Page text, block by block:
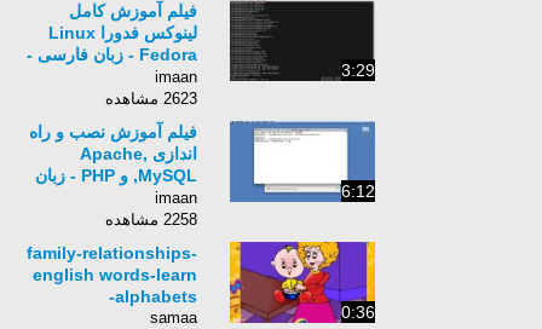
3:29
فیلم آموزش کامل
لینوکس فدورا Linux
Fedora - زبان فارسی -
بخش 48
imaan
2623 مشاهده
6:12
فیلم آموزش نصب و راه
اندازی Apache,
MySQL, و PHP - زبان
انگلیسی - بخش 12
imaan
2258 مشاهده
0:36
family-relationships-
english words-learn
alphabets-
samaa